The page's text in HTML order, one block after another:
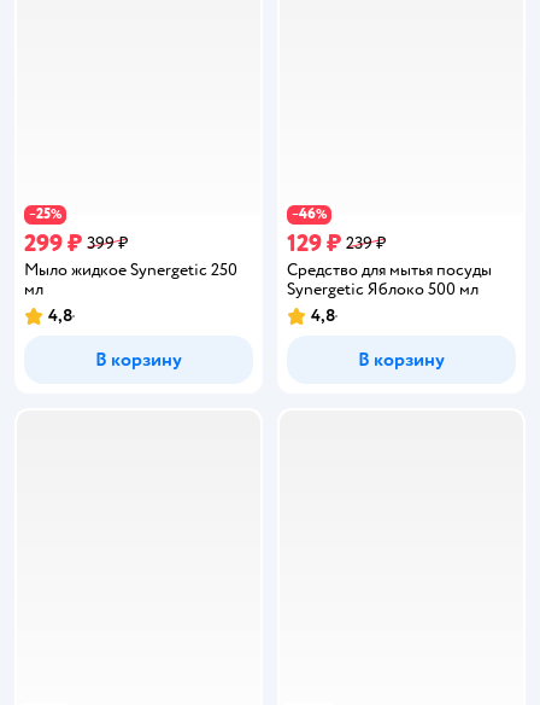
−25%
299 ₽ 399 ₽
Мыло жидкое Synergetic 250
мл
Рейтинг:
4,8
В корзину
−46%
129 ₽ 239 ₽
Средство для мытья посуды
Synergetic Яблоко 500 мл
Рейтинг:
4,8
В корзину